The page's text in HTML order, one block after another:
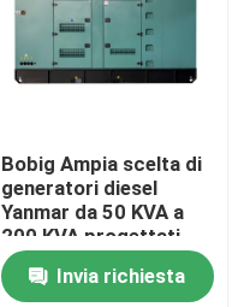
Bobig Ampia scelta di
generatori diesel
Yanmar da 50 KVA a
200 KVA progettati
per l'alimentazione in
ambienti industriali
Invia richiesta